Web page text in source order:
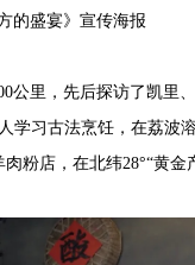
方的盛宴》宣传海报
里，先后探访了凯里
学习古法烹饪，在荔波
粉店，在北纬28°“黄金